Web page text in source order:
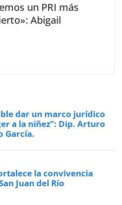
un PRI más
Abigail